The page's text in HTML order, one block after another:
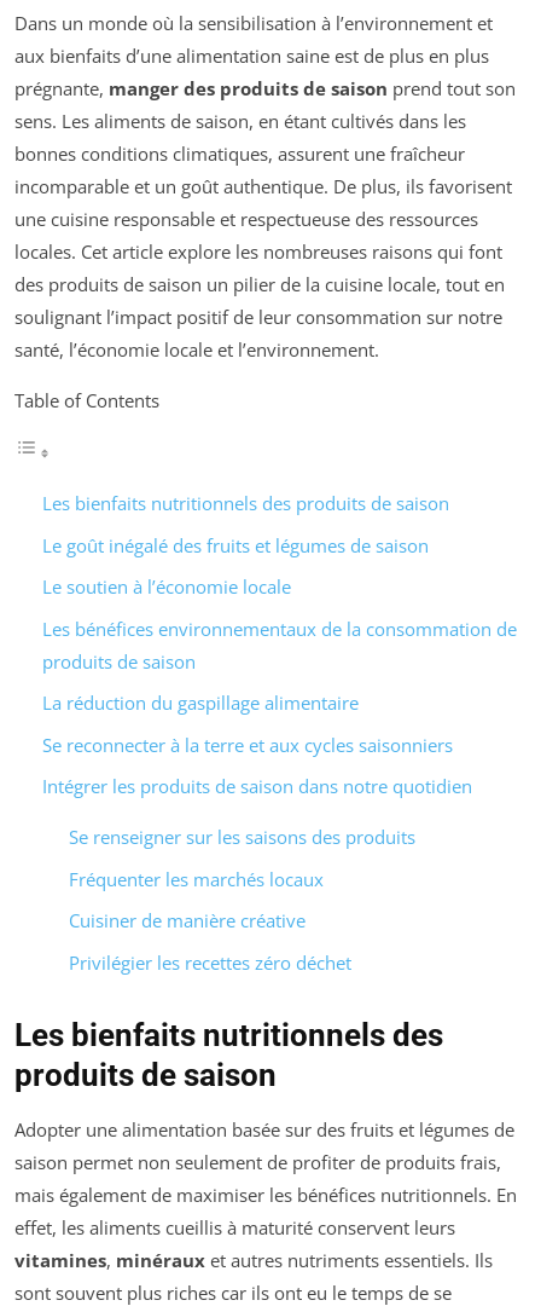
Dans un monde où la sensibilisation à l’environnement et
aux bienfaits d’une alimentation saine est de plus en plus
prégnante, manger des produits de saison prend tout son
sens. Les aliments de saison, en étant cultivés dans les
bonnes conditions climatiques, assurent une fraîcheur
incomparable et un goût authentique. De plus, ils favorisent
une cuisine responsable et respectueuse des ressources
locales. Cet article explore les nombreuses raisons qui font
des produits de saison un pilier de la cuisine locale, tout en
soulignant l’impact positif de leur consommation sur notre
santé, l’économie locale et l’environnement.
Table of Contents
Les bienfaits nutritionnels des produits de saison
Le goût inégalé des fruits et légumes de saison
Le soutien à l’économie locale
Les bénéfices environnementaux de la consommation de
produits de saison
La réduction du gaspillage alimentaire
Se reconnecter à la terre et aux cycles saisonniers
Intégrer les produits de saison dans notre quotidien
Se renseigner sur les saisons des produits
Fréquenter les marchés locaux
Cuisiner de manière créative
Privilégier les recettes zéro déchet
Les bienfaits nutritionnels des
produits de saison
Adopter une alimentation basée sur des fruits et légumes de
saison permet non seulement de profiter de produits frais,
mais également de maximiser les bénéfices nutritionnels. En
effet, les aliments cueillis à maturité conservent leurs
vitamines, minéraux et autres nutriments essentiels. Ils
sont souvent plus riches car ils ont eu le temps de se